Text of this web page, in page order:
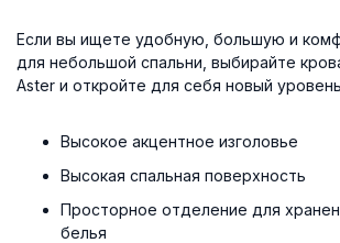
Если вы ищете удобную, большую и
для небольшой спальни, выбирайте
Aster и откройте для себя новый
Высокое акцентное изголовье
Высокая спальная поверхность
Просторное отделение для
белья